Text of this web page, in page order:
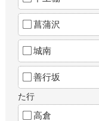
菖蒲沢
城南
善行坂
た行
高倉